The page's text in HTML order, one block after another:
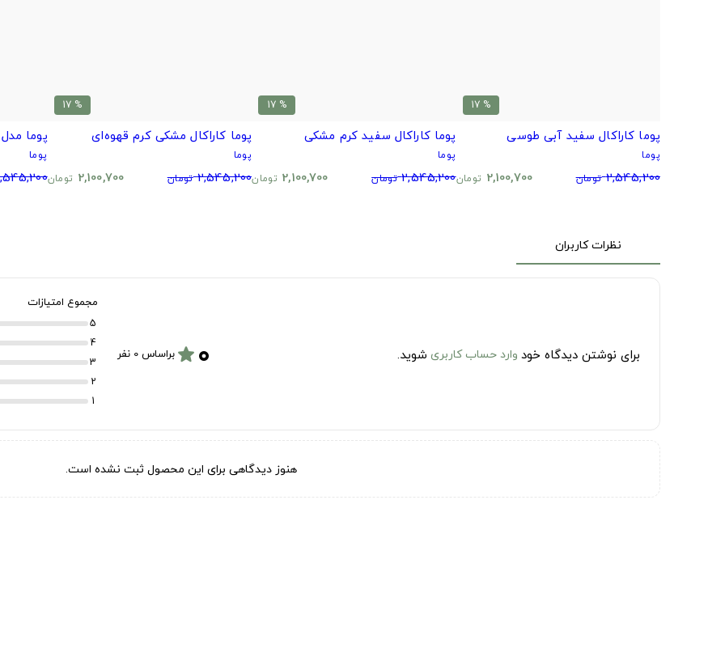
% 17
پوما کاراکال سفید آبی طوسی
پوما
2,545,200 تومان 2,100,700 تومان
% 17
پوما کاراکال سفید کرم مشکی
پوما
2,545,200 تومان 2,100,700 تومان
% 17
پوما کاراکال مشکی کرم قهوه‌ای
پوما
2,545,200 تومان 2,100,700 تومان
پوما
پوما
نظرات کاربران
برای نوشتن دیدگاه خود وارد حساب کاربری شوید. ۰ starبراساس 0 نفر
مجموع امتیازات
5
4
3
2
1
هنوز دیدگاهی برای این محصول ثبت نشده است.